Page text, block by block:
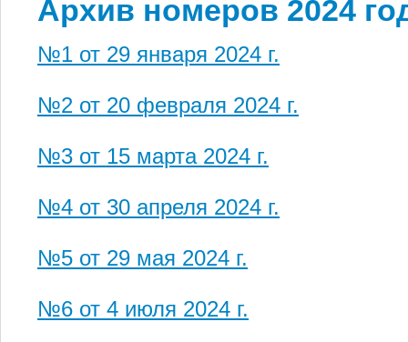
Архив номеров 2024
№1 от 29 января 2024 г.
№2 от 20 февраля 2024 г.
№3 от 15 марта 2024 г.
№4 от 30 апреля 2024 г.
№5 от 29 мая 2024 г.
№6 от 4 июля 2024 г.